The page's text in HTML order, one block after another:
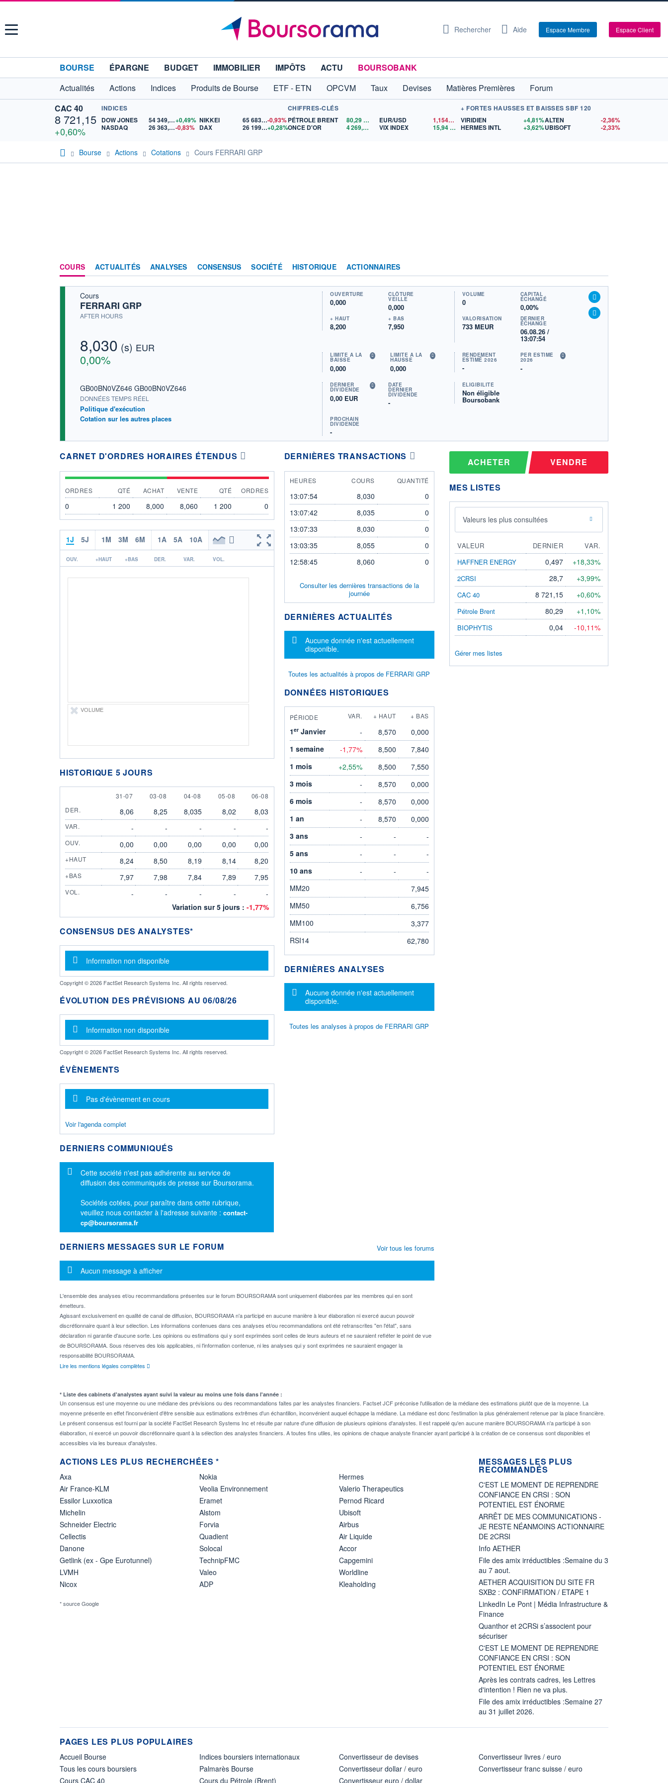
Menu Rechercher Aide Espace Membre Espace Client
BOURSE ÉPARGNE BUDGET IMMOBILIER IMPÔTS ACTU
BOURSOBANK
Actualités
Actions Indices Produits de Bourse ETF - ETN OPCVM Taux Devises Matières Premières
Forum
CAC 40
8 721,15
+0,60%
INDICES
DOW JONES
54 349,12+0,49%
NASDAQ
26 363,44-0,83%
NIKKEI 65 683,26-0,93%
DAX
26 199,27+0,28%
CHIFFRES-CLÉS
PÉTROLE BRENT
80,29$US
ONCE D'OR
4 269,81 $US
EUR/USD 1,1543$US
VIX INDEX
15,94$US
+ FORTES HAUSSES ET BAISSES SBF 120
VIRIDIEN
+4,81%
HERMES INTL
+3,62%
ALTEN
-2,36%
UBISOFT
-2,33%
Bourse Actions Cotations Cours FERRARI GRP
COURS ACTUALITÉS ANALYSES CONSENSUS SOCIÉTÉ HISTORIQUE ACTIONNAIRES
Cours
FERRARI GRP
AFTER HOURS
8,030 (s) EUR
0,00%
GB00BN0VZ646 GB00BN0VZ646
DONNÉES TEMPS RÉEL
Politique d'exécution
Cotation sur les autres places
OUVERTURE
0,000
CLÔTURE
VEILLE
0,000
+ HAUT
8,200
+ BAS
7,950
VOLUME
0
CAPITAL
ÉCHANGÉ
0,00%
VALORISATION
733 MEUR
DERNIER
ÉCHANGE
06.08.26 /
13:07:54
LIMITE À LA
BAISSE
0,000
LIMITE À LA
HAUSSE
0,000
RENDEMENT
ESTIMÉ 2026
-
PER ESTIMÉ
2026
-
DERNIER
DIVIDENDE
0,00 EUR
DATE
DERNIER
DIVIDENDE
-
PROCHAIN
DIVIDENDE
-
ÉLIGIBILITÉ
Non éligible
Boursobank
CARNET D'ORDRES HORAIRES ÉTENDUS
ORDRES QTÉ ACHAT VENTE QTÉ ORDRES
0 1 200 8,000 8,060 1 200 0
1J 5J 1M 3M 6M 1A 5A 10A
OUV. +HAUT +BAS DER. VAR. VOL.
VOLUME
HISTORIQUE 5 JOURS
31 JULY
31-07 3 AUGUST
03-08 4 AUGUST
04-08 5 AUGUST
05-08 6 AUGUST
06-08
DER.
8,06 8,25 8,035 8,02 8,03
VAR. - - - - -
OUV. 0,00 0,00 0,00 0,00 0,00
+HAUT 8,24 8,50 8,19 8,14 8,20
+BAS 7,97 7,98 7,84 7,89 7,95
VOL. - - - -
-
Variation sur 5 jours : -1,77%
CONSENSUS DES ANALYSTES*
Message d'information
Information non disponible
Copyright © 2026 FactSet Research Systems Inc. All rights reserved.
ÉVOLUTION DES PRÉVISIONS AU 06/08/26
Message d'information
Information non disponible
Copyright © 2026 FactSet Research Systems Inc. All rights reserved.
ÉVÈNEMENTS
Message d'information
Pas d'évènement en cours
Voir l'agenda complet
DERNIERS COMMUNIQUÉS
Message d'information
Cette société n'est pas adhérente au service de
diffusion des communiqués de presse sur Boursorama.
Sociétés cotées, pour paraître dans cette rubrique,
veuillez nous contacter à l'adresse suivante : contact-
cp@boursorama.fr
DERNIÈRES TRANSACTIONS
HEURES COURS QUANTITÉ
13:07:54 8,030
0
13:07:42
8,035
0
13:07:33
8,030
0
13:03:35
8,055
0
12:58:45
8,060 0
Consulter les dernières transactions de la
journée
DERNIÈRES ACTUALITÉS
Message d'information
Aucune donnée n'est actuellement
disponible.
Toutes les actualités à propos de FERRARI GRP
DONNÉES HISTORIQUES
PÉRIODE VAR. + HAUT + BAS
1erJanvier - 8,570
0,000
1 semaine
-1,77% 8,500
7,840
1 mois
+2,55% 8,500
7,550
3 mois
- 8,570
0,000
6 mois
- 8,570
0,000
1 an
- 8,570
0,000
3 ans
- -
-
5 ans
- -
-
10 ans
- -
-
MM20
7,945
MM50
6,756
MM100
3,377
RSI14
62,780
DERNIÈRES ANALYSES
Message d'information
Aucune donnée n'est actuellement
disponible.
Toutes les analyses à propos de FERRARI GRP
DERNIERS MESSAGES SUR LE FORUM
Message d'information
Aucun message à afficher
L'ensemble des analyses et/ou recommandations présentes sur le forum BOURSORAMA sont uniquement élaborées par les membres qui en sont
émetteurs.
Agissant exclusivement en qualité de canal de diffusion, BOURSORAMA n'a participé en aucune manière à leur élaboration ni exercé aucun pouvoir
discrétionnaire quant à leur sélection. Les informations contenues dans ces analyses et/ou recommandations ont été retranscrites "en l'état", sans
déclaration ni garantie d'aucune sorte. Les opinions ou estimations qui y sont exprimées sont celles de leurs auteurs et ne sauraient refléter le point de vue
de BOURSORAMA. Sous réserves des lois applicables, ni l'information contenue, ni les analyses qui y sont exprimées ne sauraient engager la
responsabilité BOURSORAMA.
Lire les mentions légales complètes
Voir tous les forums
ACHETER VENDRE
MES LISTES
Valeurs les plus consultées
VALEUR DERNIER
VAR.
HAFFNER ENERGY
0,497 +18,33%
2CRSI 28,7 +3,99%
CAC 40 8 721,15 +0,60%
Pétrole Brent 80,29 +1,10%
BIOPHYTIS 0,04 -10,11%
Gérer mes listes
* Liste des cabinets d'analystes ayant suivi la valeur au moins une fois dans l'année :
Un consensus est une moyenne ou une médiane des prévisions ou des recommandations faites par les analystes financiers. Factset JCF préconise l'utilisation de la médiane des estimations plutôt que de la moyenne. La
moyenne présente en effet l'inconvénient d'être sensible aux estimations extrêmes d'un échantillon, inconvénient auquel échappe la médiane. La médiane est donc l'estimation la plus généralement retenue par la place financière.
Le présent consensus est fourni par la société FactSet Research Systems Inc et résulte par nature d'une diffusion de plusieurs opinions d'analystes. Il est rappelé qu'en aucune manière BOURSORAMA n'a participé à son
élaboration, ni exercé un pouvoir discrétionnaire quant à la sélection des analystes financiers. A toutes fins utiles, les opinions de chaque analyste financier ayant participé à la création de ce consensus sont disponibles et
accessibles via les bureaux d'analystes.
ACTIONS LES PLUS RECHERCHÉES *
Axa
Air France-KLM
Essilor Luxxotica
Michelin
Schneider Electric
Cellectis
Danone
Getlink (ex - Gpe Eurotunnel)
LVMH
Nicox
Nokia
Veolia Environnement
Eramet
Alstom
Forvia
Quadient
Solocal
TechnipFMC
Valeo
ADP
Hermes
Valerio Therapeutics
Pernod Ricard
Ubisoft
Airbus
Air Liquide
Accor
Capgemini
Worldline
Kleaholding
* source Google
MESSAGES LES PLUS
RECOMMANDÉS
C'EST LE MOMENT DE REPRENDRE
CONFIANCE EN CRSI : SON
POTENTIEL EST ÉNORME
ARRÊT DE MES COMMUNICATIONS -
JE RESTE NÉANMOINS ACTIONNAIRE
DE 2CRSI
Info AETHER
File des amix irréductibles :Semaine du 3
au 7 aout.
AETHER ACQUISITION DU SITE FR
SXB2 : CONFIRMATION / ETAPE 1
LinkedIn Le Pont | Média Infrastructure &
Finance
Quanthor et 2CRSi s’associent pour
sécuriser
C'EST LE MOMENT DE REPRENDRE
CONFIANCE EN CRSI : SON
POTENTIEL EST ÉNORME
Après les contrats cadres, les Lettres
d'intention ! Rien ne va plus.
File des amix irréductibles :Semaine 27
au 31 juillet 2026.
PAGES LES PLUS POPULAIRES
Accueil Bourse
Tous les cours boursiers
Cours CAC 40
Indices boursiers internationaux
Palmarès Bourse
Cours du Pétrole (Brent)
Convertisseur de devises
Convertisseur dollar / euro
Convertisseur euro / dollar
Convertisseur livres / euro
Convertisseur franc suisse / euro